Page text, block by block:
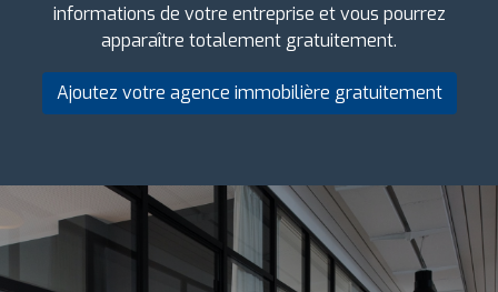
informations de votre entreprise et vous pourrez
apparaître totalement gratuitement.
Ajoutez votre agence immobilière gratuitement